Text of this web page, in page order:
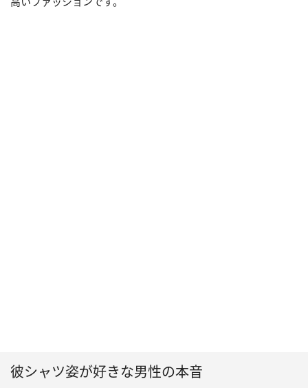
彼シャツ姿が好きな男性の本音